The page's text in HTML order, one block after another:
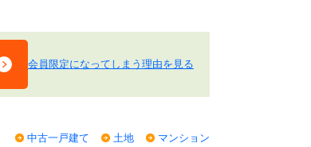
会員限定になってしまう理由を見る
中古一戸建て 土地 マンション